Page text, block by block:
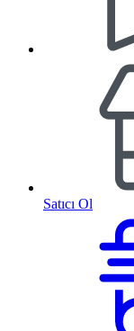
Satıcı Ol